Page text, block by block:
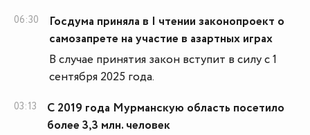
06:30
Госдума приняла в I чтении законопроект о
самозапрете на участие в азартных играх
В случае принятия закон вступит в силу с 1
сентября 2025 года.
03:13
С 2019 года Мурманскую область посетило
более 3,3 млн. человек